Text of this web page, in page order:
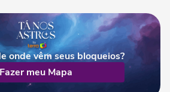
onde vêm seus bloqueios?
Fazer meu Mapa